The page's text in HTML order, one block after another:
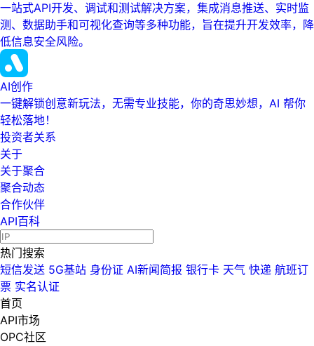
一站式API开发、调试和测试解决方案，集成消息推送、实时监
测、数据助手和可视化查询等多种功能，旨在提升开发效率，降
低信息安全风险。
AI创作
一键解锁创意新玩法，无需专业技能，你的奇思妙想，AI 帮你
轻松落地！
投资者关系
关于
关于聚合
聚合动态
合作伙伴
API百科
热门搜索
短信发送 5G基站 身份证 AI新闻简报 银行卡 天气 快递 航班订
票 实名认证
首页
API市场
OPC社区